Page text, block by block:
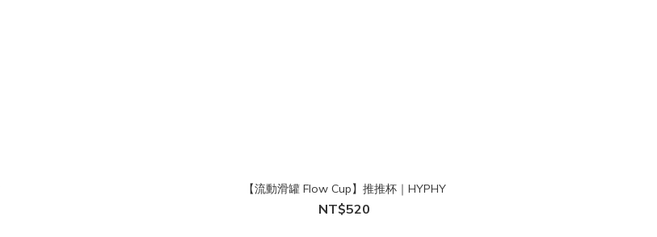
【流動滑罐 Flow Cup】推推杯｜HYPHY
NT$520